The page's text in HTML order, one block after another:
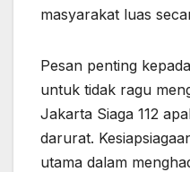
masyarakat luas
Pesan penting
untuk tidak ragu
Jakarta Siaga 112
darurat.
utama dalam